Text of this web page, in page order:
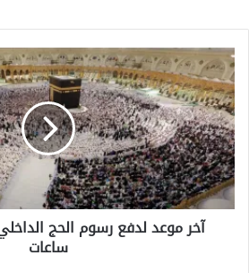
آخر
موعد
لدفع
رسوم
الحج
الداخلي
يوم
الجمعة
ست
ساعاتآخر موعد لدفع رسوم الحج
ساعات